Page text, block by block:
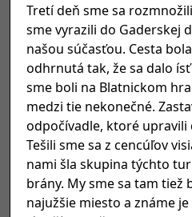
Tretí deň sme sa
sme vyrazili do Gaderskej
našou súčasťou. Cesta
odhrnutá tak, že sa dalo
sme boli na Blatnickom
medzi tie nekonečné.
odpočívadle, ktoré
Tešili sme sa z cencúľov
nami šla skupina týchto
brány. My sme sa tam tiež
najužšie miesto a známe